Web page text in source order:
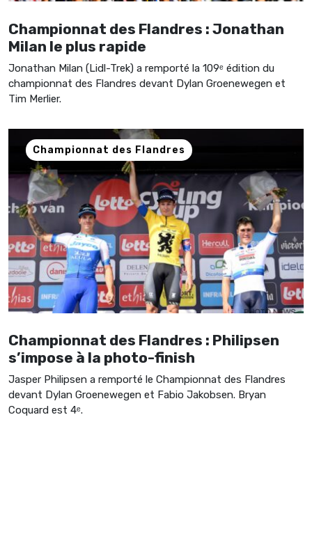
Championnat des Flandres : Jonathan
Milan le plus rapide
Jonathan Milan (Lidl-Trek) a remporté la 109ᵉ édition du
championnat des Flandres devant Dylan Groenewegen et
Tim Merlier.
Championnat des Flandres
Championnat des Flandres : Philipsen
s’impose à la photo-finish
Jasper Philipsen a remporté le Championnat des Flandres
devant Dylan Groenewegen et Fabio Jakobsen. Bryan
Coquard est 4ᵉ.